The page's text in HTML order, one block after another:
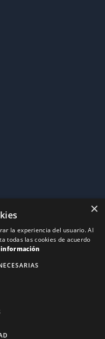
×
la experiencia del usuario. Al
todas las cookies de acuerdo
información